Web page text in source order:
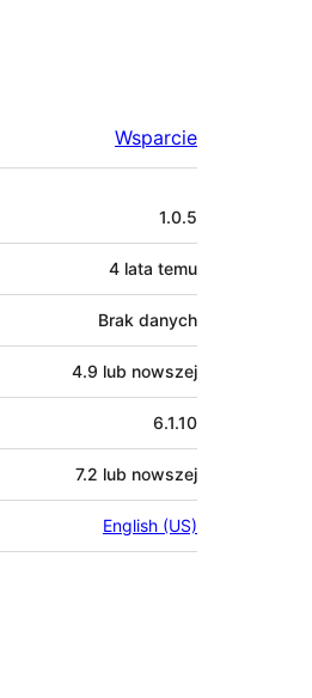
Wsparcie
1.0.5
4 lata temu
Brak danych
4.9 lub nowszej
6.1.10
7.2 lub nowszej
English (US)